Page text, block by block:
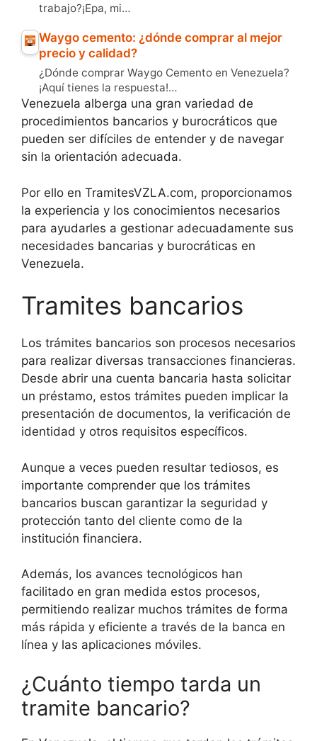
trabajo?¡Epa, mi…
Waygo cemento: ¿dónde comprar al mejor
precio y calidad?
¿Dónde comprar Waygo Cemento en Venezuela?
¡Aquí tienes la respuesta!…
Venezuela alberga una gran variedad de
procedimientos bancarios y burocráticos que
pueden ser difíciles de entender y de navegar
sin la orientación adecuada.
Por ello en TramitesVZLA.com, proporcionamos
la experiencia y los conocimientos necesarios
para ayudarles a gestionar adecuadamente sus
necesidades bancarias y burocráticas en
Venezuela.
Tramites bancarios
Los trámites bancarios son procesos necesarios
para realizar diversas transacciones financieras.
Desde abrir una cuenta bancaria hasta solicitar
un préstamo, estos trámites pueden implicar la
presentación de documentos, la verificación de
identidad y otros requisitos específicos.
Aunque a veces pueden resultar tediosos, es
importante comprender que los trámites
bancarios buscan garantizar la seguridad y
protección tanto del cliente como de la
institución financiera.
Además, los avances tecnológicos han
facilitado en gran medida estos procesos,
permitiendo realizar muchos trámites de forma
más rápida y eficiente a través de la banca en
línea y las aplicaciones móviles.
¿Cuánto tiempo tarda un
tramite bancario?